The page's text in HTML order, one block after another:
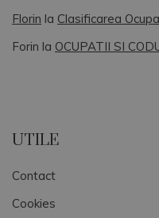
Florin la Clasificarea
Forin la OCUPATII SI
UTILE
Contact
Cookies